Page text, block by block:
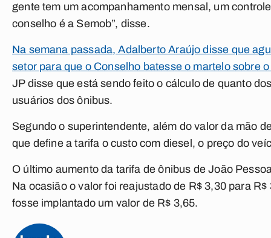
gente tem um acompanhamento mensal, um
conselho é a Semob”, disse.
Na semana passada, Adalberto Araújo disse que
setor para que o Conselho batesse o martelo sobre
JP disse que está sendo feito o cálculo de quanto
usuários dos ônibus.
Segundo o superintendente, além do valor da mão
que define a tarifa o custo com diesel, o preço do
O último aumento da tarifa de ônibus de João
Na ocasião o valor foi reajustado de R$ 3,30 para
fosse implantado um valor de R$ 3,65.